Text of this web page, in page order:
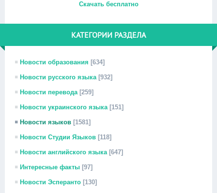
Скачать бесплатно
КАТЕГОРИИ РАЗДЕЛА
Новости образования [634]
Новости русского языка [932]
Новости перевода [259]
Новости украинского языка [151]
Новости языков [1581]
Новости Студии Языков [118]
Новости английского языка [647]
Интересные факты [97]
Новости Эсперанто [130]